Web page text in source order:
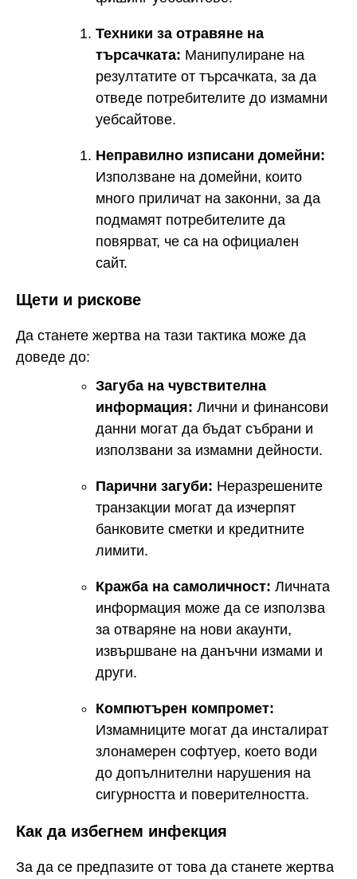
Техники за отравяне на
търсачката: Манипулиране на
резултатите от търсачката, за да
отведе потребителите до измамни
уебсайтове.
Неправилно изписани домейни:
Използване на домейни, които
много приличат на законни, за да
подмамят потребителите да
повярват, че са на официален
сайт.
Щети и рискове
Да станете жертва на тази тактика може да
доведе до:
Загуба на чувствителна
информация: Лични и финансови
данни могат да бъдат събрани и
използвани за измамни дейности.
Парични загуби: Неразрешените
транзакции могат да изчерпят
банковите сметки и кредитните
лимити.
Кражба на самоличност: Личната
информация може да се използва
за отваряне на нови акаунти,
извършване на данъчни измами и
други.
Компютърен компромет:
Измамниците могат да инсталират
злонамерен софтуер, което води
до допълнителни нарушения на
сигурността и поверителността.
Как да избегнем инфекция
За да се предпазите от това да станете жертва